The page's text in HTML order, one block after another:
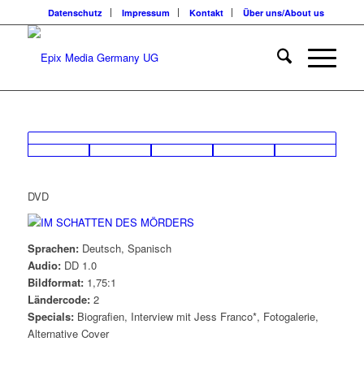
Datenschutz Impressum Kontakt Über uns/About us
DVD
Sprachen: Deutsch, Spanisch
Audio:DD 1.0
Bildformat: 1,75:1
Ländercode: 2
Specials:Biografien, Interview mit Jess Franco*, Fotogalerie,
Alternative Cover